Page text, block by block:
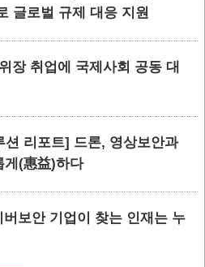
글로벌 규제 대응 지원
장 취업에 국제사회 공동 대
션 리포트] 드론, 영상보안과
게(惠益)하다
보안 기업이 찾는 인재는 누